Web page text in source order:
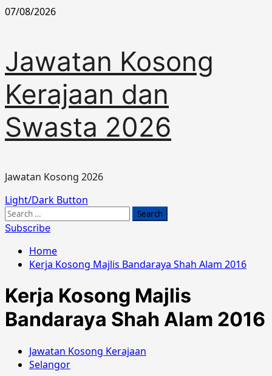
Skip
07/08/2026
Jawatan Kosong
Kerajaan dan
Swasta 2026
Jawatan Kosong 2026
Primary
Menu
Light/Dark Button
Search
for:
Subscribe
Home
Kerja Kosong Majlis Bandaraya Shah Alam 2016
Kerja Kosong Majlis
Bandaraya Shah Alam 2016
Jawatan Kosong Kerajaan
Selangor